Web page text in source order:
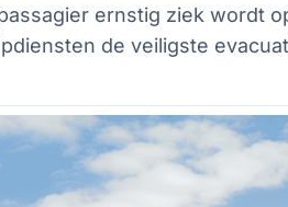
ernstig ziek wordt
de veiligste